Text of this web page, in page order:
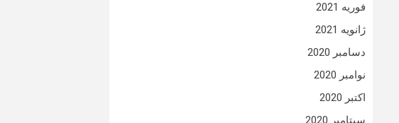
فوریه 2021
ژانویه 2021
دسامبر 2020
نوامبر 2020
اکتبر 2020
سپتامبر 2020